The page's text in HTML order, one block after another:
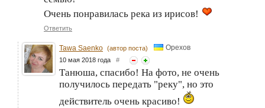
Очень понравилась река из ирисов!
Ответить
Tawa Saenko (автор поста) Орехов
10 мая 2018 года #
Танюша, спасибо! На фото, не очень
получилось передать "реку", но это
действитель очень красиво!